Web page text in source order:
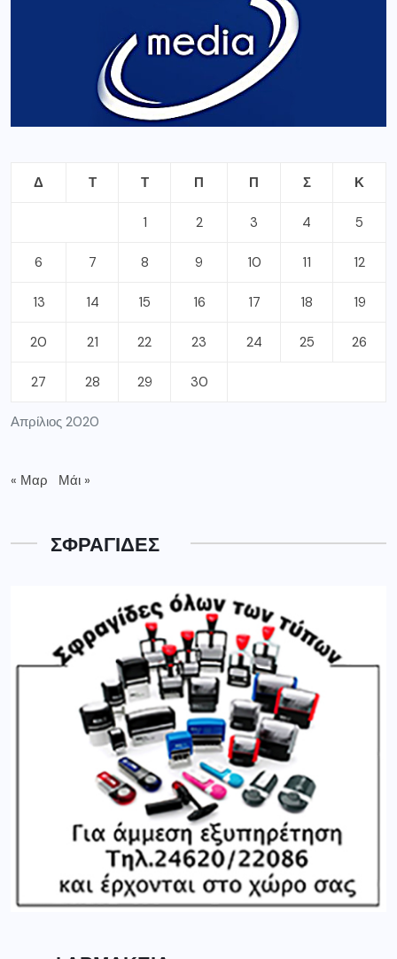
Απρίλιος 2020
Δ Τ Τ Π Π Σ Κ
1 2 3 4 5
6 7 8 9 10 11 12
13 14 15 16 17 18 19
20 21 22 23 24 25 26
27 28 29 30
« Μαρ Μάι »
ΣΦΡΑΓΙΔΕΣ